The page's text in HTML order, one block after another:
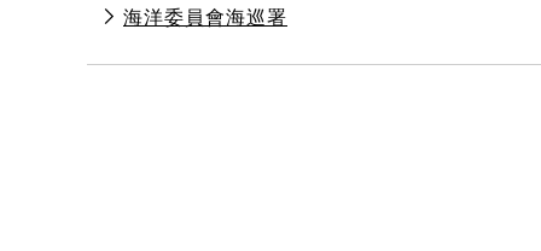
海洋委員會海巡署